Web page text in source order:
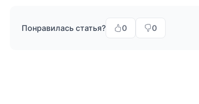
Понравилась статья? 0 0